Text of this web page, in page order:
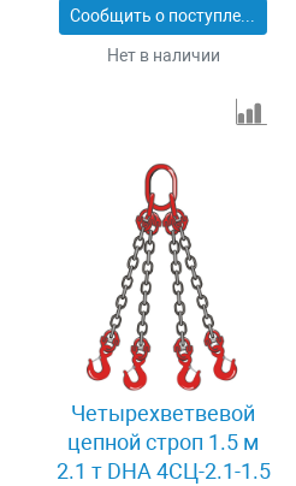
Сообщить о поступлении
Нет в наличии
Четырехветвевой
цепной строп 1.5 м
2.1 т DHA 4СЦ-2.1-1.5